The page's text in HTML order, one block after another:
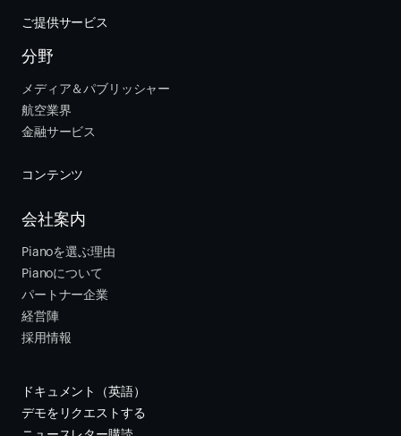
ご提供サービス
分野
メディア＆パブリッシャー
航空業界
金融サービス
コンテンツ
会社案内
Pianoを選ぶ理由
Pianoについて
パートナー企業
経営陣
採用情報
ドキュメント（英語）
デモをリクエストする